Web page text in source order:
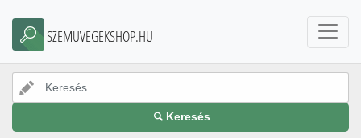
SZEMUVEGEKSHOP.HU
Keresés